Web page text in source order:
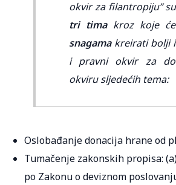
okvir za filantropiju”
tri timakroz koje će
snagamakreirati bolji
i pravni okvir za
okviru sljedećih tema:
Oslobađanje donacija hrane od
Tumačenje zakonskih propisa:
po Zakonu o deviznom